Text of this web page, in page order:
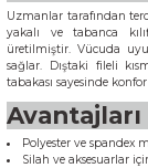
Uzmanlar tarafından
yakalı ve tabanca
üretilmiştir. Vücuda
sağlar. Dıştaki fileli
tabakası sayesinde
Avantajları
Polyester ve spandex
Silah ve aksesuarlar